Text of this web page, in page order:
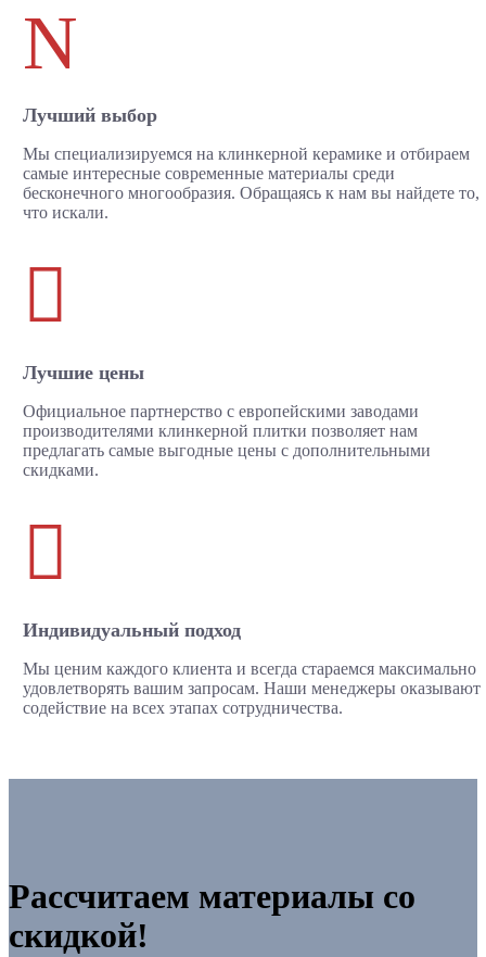
N
Лучший выбор
Мы специализируемся на клинкерной керамике и отбираем
самые интересные современные материалы среди
бесконечного многообразия. Обращаясь к нам вы найдете то,
что искали.

Лучшие цены
Официальное партнерство с европейскими заводами
производителями клинкерной плитки позволяет нам
предлагать самые выгодные цены с дополнительными
скидками.

Индивидуальный подход
Мы ценим каждого клиента и всегда стараемся максимально
удовлетворять вашим запросам. Наши менеджеры оказывают
содействие на всех этапах сотрудничества.
Рассчитаем материалы со
скидкой!